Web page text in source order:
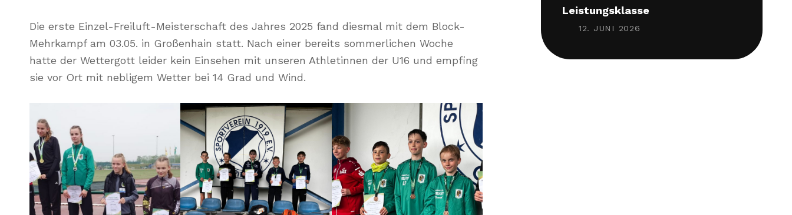
Die erste Einzel-Freiluft-Meisterschaft des Jahres 2025 fand diesmal mit dem Block-
Mehrkampf am 03.05. in Großenhain statt. Nach einer bereits sommerlichen Woche
hatte der Wettergott leider kein Einsehen mit unseren Athletinnen der U16 und empfing
sie vor Ort mit nebligem Wetter bei 14 Grad und Wind.
Leistungsklasse
12. JUNI 2026